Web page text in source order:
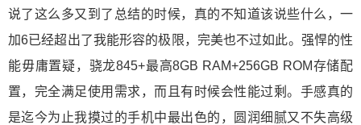
说了这么多又到了总结的时候，真的不知道该说些什么，一
加6已经超出了我能形容的极限，完美也不过如此。强悍的性
能毋庸置疑，骁龙845+最高8GB RAM+256GB ROM存储配
置，完全满足使用需求，而且有时候会性能过剩。手感真的
是迄今为止我摸过的手机中最出色的，圆润细腻又不失高级